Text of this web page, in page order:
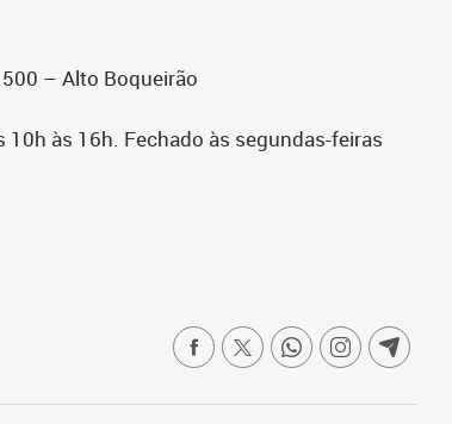
– Alto Boqueirão
10h às 16h. Fechado às segundas-feiras